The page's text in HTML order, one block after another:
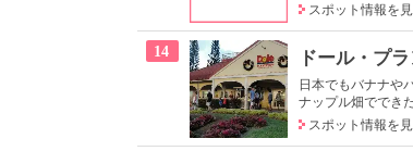
スポット情報を
14 ドール・プ
日本でもバナナや
ナップル畑ででき
スポット情報を